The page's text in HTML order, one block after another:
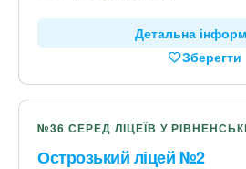
Детальна
Зберегти
№36 СЕРЕД ЛІЦЕЇВ У
Острозький ліцей №2